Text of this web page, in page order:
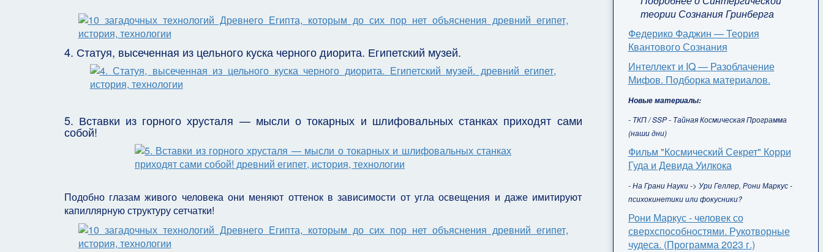
4. Статуя, высеченная из цельного куска черного диорита. Египетский музей.
5. Вставки из горного хрусталя — мысли о токарных и шлифовальных станках приходят сами
собой!
Подобно глазам живого человека они меняют оттенок в зависимости от угла освещения и даже имитируют
капиллярную структуру сетчатки!
теории Сознания Гринберга
Федерико Фаджин — Теория
Квантового Сознания
Интеллект и IQ — Разоблачение
Мифов. Подборка материалов.
Новые материалы:
- ТКП / SSP - Тайная Космическая Программа
(наши дни)
Фильм "Космический Секрет" Корри
Гуда и Девида Уилкока
- На Грани Науки -> Ури Геллер, Рони Маркус -
психокинетики или фокусники?
Рони Маркус - человек со
сверхспособностями. Рукотворные
чудеса. (Программа 2023 г.)